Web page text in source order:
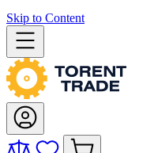
Skip to Content